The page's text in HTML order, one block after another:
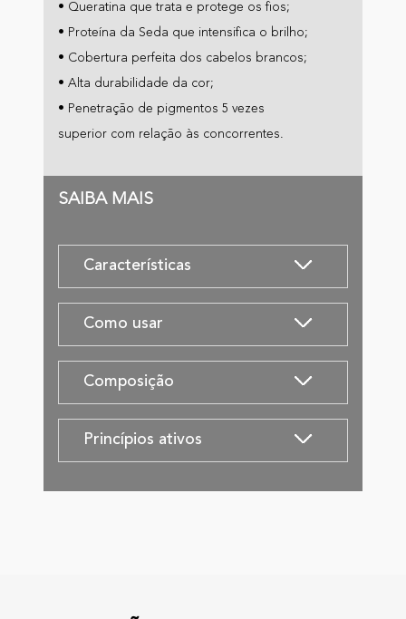
• Queratina que trata e protege os fios;
• Proteína da Seda que intensifica o brilho;
• Cobertura perfeita dos cabelos brancos;
• Alta durabilidade da cor;
• Penetração de pigmentos 5 vezes
superior com relação às concorrentes.
SAIBA MAIS
Características
Como usar
Composição
Princípios ativos